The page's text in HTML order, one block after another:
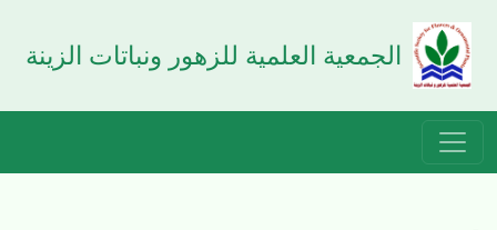
الجمعية العلمية للزهور ونباتات الزينة